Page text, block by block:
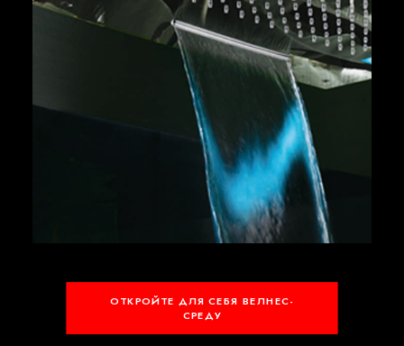
ОТКРОЙТЕ ДЛЯ СЕБЯ ВЕЛНЕС-
СРЕДУ